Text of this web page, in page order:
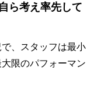
ら考え率先して
、スタッフは最小
限のパフォーマン